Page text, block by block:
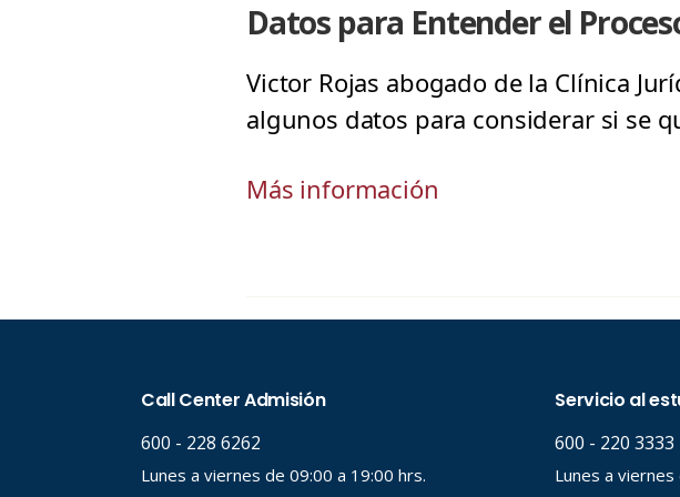
Datos para Entender el
Victor Rojas abogado de la Clínica
algunos datos para considerar si se
Más información